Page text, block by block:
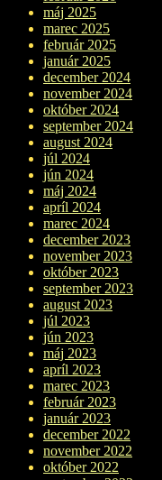
máj 2025
marec 2025
február 2025
január 2025
december 2024
november 2024
október 2024
september 2024
august 2024
júl 2024
jún 2024
máj 2024
apríl 2024
marec 2024
december 2023
november 2023
október 2023
september 2023
august 2023
júl 2023
jún 2023
máj 2023
apríl 2023
marec 2023
február 2023
január 2023
december 2022
november 2022
október 2022